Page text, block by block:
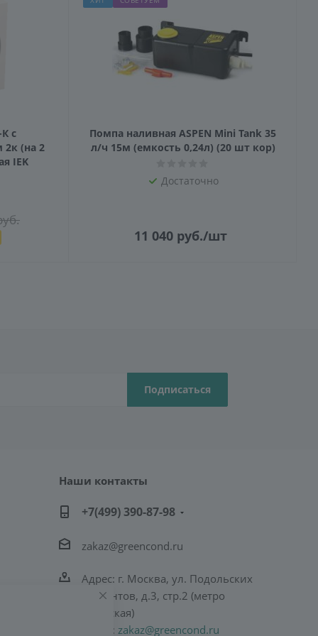
с
(на 2
IEK
Помпа наливная ASPEN Mini Tank 35
л/ч 15м (емкость 0,24л) (20 шт кор)
Достаточно
11 040руб./шт
Наши контакты
+7(499) 390-87-98
zakaz@greencond.ru
Адрес: г. Москва, ул. Подольских
Курсантов, д.3, стр.2 (метро
Пражская)
E-mail: zakaz@greencond.ru